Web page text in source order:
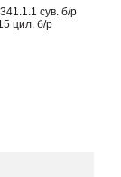
сув. б/р
цил. б/р